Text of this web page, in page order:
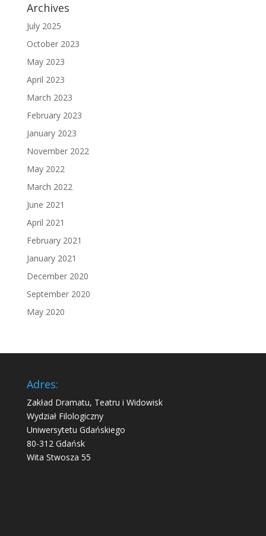
Archives
July 2025
October 2023
May 2023
April 2023
March 2023
February 2023
January 2023
November 2022
May 2022
March 2022
June 2021
April 2021
February 2021
January 2021
December 2020
September 2020
May 2020
Adres:
Zakład Dramatu, Teatru i Widowisk
Wydział Filologiczny
Uniwersytetu Gdańskiego
80-312 Gdańsk
Wita Stwosza 55